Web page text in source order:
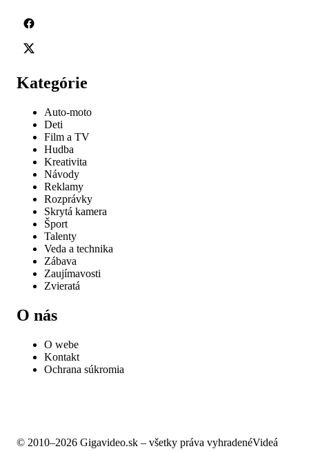
Kategórie
Auto-moto
Deti
Film a TV
Hudba
Kreativita
Návody
Reklamy
Rozprávky
Skrytá kamera
Šport
Talenty
Veda a technika
Zábava
Zaujímavosti
Zvieratá
O nás
O webe
Kontakt
Ochrana súkromia
© 2010–2026 Gigavideo.sk – všetky práva vyhradenéVideá